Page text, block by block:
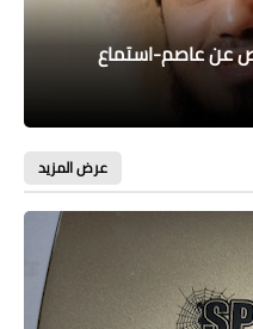
عن عاصم-استماع
عرض المزيد